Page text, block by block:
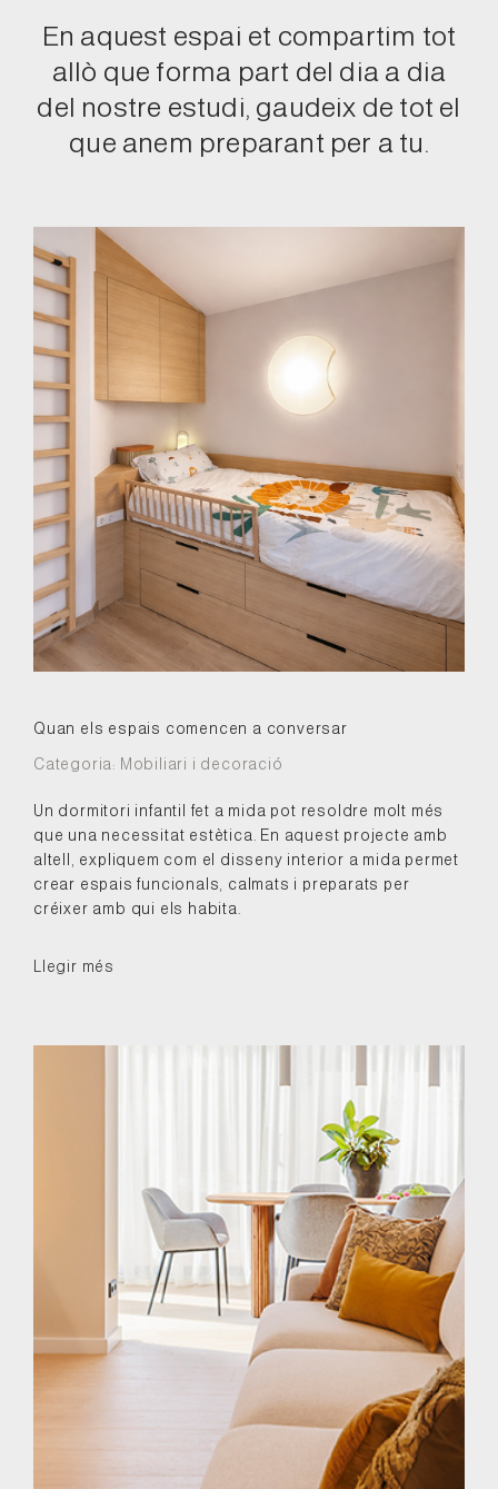
En aquest espai et compartim tot
allò que forma part del dia a dia
del nostre estudi, gaudeix de tot el
que anem preparant per a tu.
Quan els espais comencen a conversar
Categoria: Mobiliari i decoració
Un dormitori infantil fet a mida pot resoldre molt més
que una necessitat estètica. En aquest projecte amb
altell, expliquem com el disseny interior a mida permet
crear espais funcionals, calmats i preparats per
créixer amb qui els habita.
Llegir més